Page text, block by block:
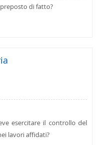
di fatto?
esercitare il controllo del
lavori affidati?